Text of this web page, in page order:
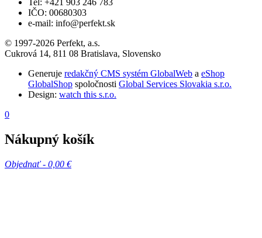
IČO: 00680303
e-mail: info@perfekt.sk
© 1997-2026 Perfekt, a.s.
Cukrová 14, 811 08 Bratislava, Slovensko
Generuje redakčný CMS systém GlobalWeb a eShop
GlobalShop spoločnosti Global Services Slovakia s.r.o.
Design: watch this s.r.o.
0
Nákupný košík
Objednať - 0,00 €